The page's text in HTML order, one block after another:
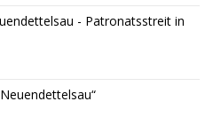
- Patronatsstreit in